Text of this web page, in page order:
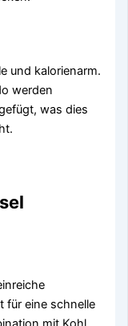
und kalorienarm.
werden
was dies
für eine schnelle